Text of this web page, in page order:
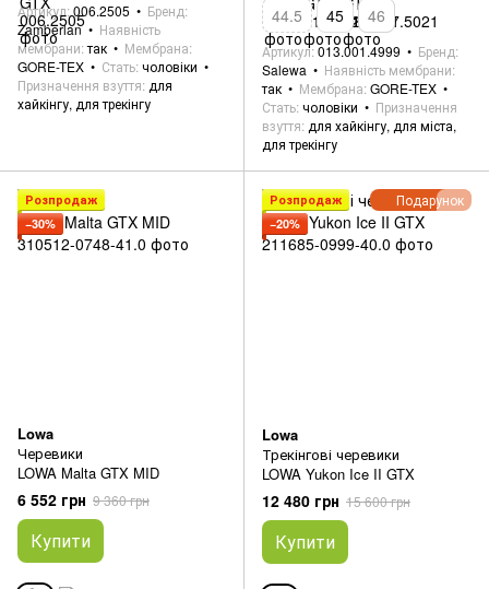
Артикул 006.2505
Бренд
Zamberlan
Наявність
мембрани так
Мембрана
GORE-TEX
Стать чоловіки
Призначення взуття для
хайкінгу, для трекінгу
44.5
45 46
Артикул 013.001.4999
Бренд
Salewa
Наявність мембрани
так
Мембрана GORE-TEX
Стать чоловіки
Призначення
взуття для хайкінгу, для міста,
для трекінгу
Розпродаж
−30%
Lowa
Черевики
LOWA Malta GTX MID
6 552 грн 9 360 грн
Купити
Подарунок
Розпродаж
−20%
Lowa
Трекінгові черевики
LOWA Yukon Ice II GTX
12 480 грн 15 600 грн
Купити